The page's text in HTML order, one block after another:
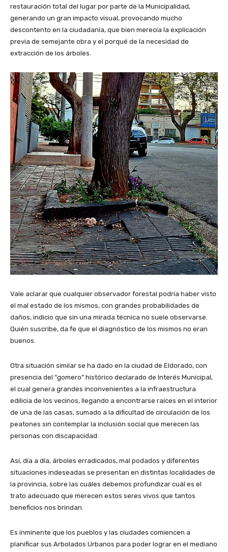
restauración total del lugar por parte de la Municipalidad,
generando un gran impacto visual, provocando mucho
descontento en la ciudadanía, que bien merecía la explicación
previa de semejante obra y el porqué de la necesidad de
extracción de los árboles.
Vale aclarar que cualquier observador forestal podría haber visto
el mal estado de los mismos, con grandes probabilidades de
daños, indicio que sin una mirada técnica no suele observarse.
Quién suscribe, da fe que el diagnóstico de los mismos no eran
buenos.
Otra situación similar se ha dado en la ciudad de Eldorado, con
presencia del “gomero” histórico declarado de Interés Municipal,
el cual genera grandes inconvenientes a la infraestructura
edilicia de los vecinos, llegando a encontrarse raíces en el interior
de una de las casas, sumado a la dificultad de circulación de los
peatones sin contemplar la inclusión social que merecen las
personas con discapacidad.
Así, día a día, árboles erradicados, mal podados y diferentes
situaciones indeseadas se presentan en distintas localidades de
la provincia, sobre las cuáles debemos profundizar cuál es el
trato adecuado que merecen estos seres vivos que tantos
beneficios nos brindan.
Es inminente que los pueblos y las ciudades comiencen a
planificar sus Arbolados Urbanos para poder lograr en el mediano